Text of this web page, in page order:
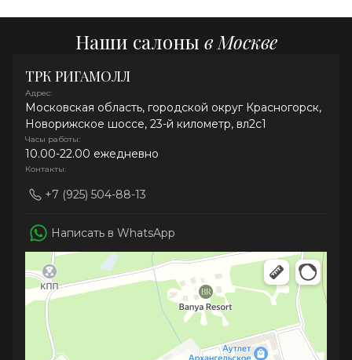
Наши салоны в Москве
ТРК РИГАМОЛЛ
Адрес:
Московская область, городской округ Красногорск,
Новорижское шоссе, 23-й километр, вл2с1
Часы работы:
10.00-22.00 ежедневно
Контакты:
+7 (925) 504-88-13
Написать в WhatsApp